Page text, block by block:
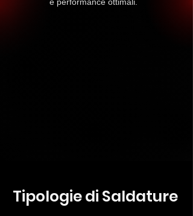
Tipologie di Saldature